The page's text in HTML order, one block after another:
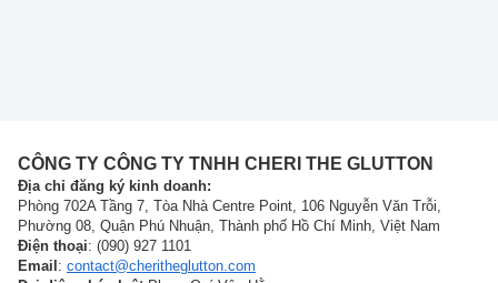
CÔNG TY CÔNG TY TNHH CHERI THE GLUTTON
Địa chỉ đăng ký kinh doanh:
Phòng 702A Tầng 7, Tòa Nhà Centre Point, 106 Nguyễn Văn Trỗi,
Phường 08, Quận Phú Nhuận, Thành phố Hồ Chí Minh, Việt Nam
Điện thoại: (090) 927 1101
Email : contact@cheritheglutton.com